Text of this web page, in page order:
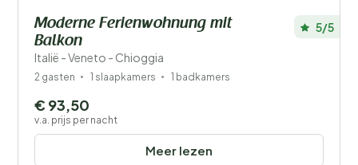
Mindervaliden
Voorzieningen
Wellness
Moderne Ferienwohnung mit
Balkon
Italië - Veneto - Chioggia
5/5
2 gasten 1 slaapkamers 1 badkamers
Meer lezen
€ 93,50
v.a. prijs per nacht